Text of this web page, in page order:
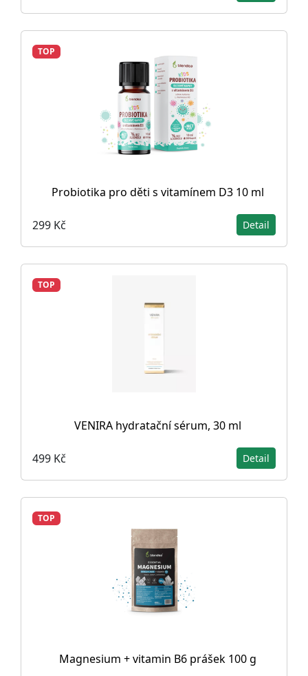
TOP
Probiotika pro děti s vitamínem D3 10 ml
299 Kč Detail
TOP
VENIRA hydratační sérum, 30 ml
499 Kč Detail
TOP
Magnesium + vitamin B6 prášek 100 g